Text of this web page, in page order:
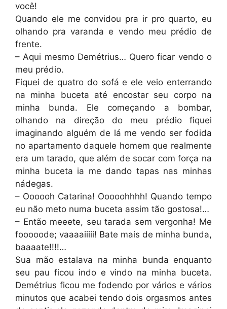
você!
Quando ele me convidou pra ir pro quarto, eu
olhando pra varanda e vendo meu prédio de
frente.
– Aqui mesmo Demétrius… Quero ficar vendo o
meu prédio.
Fiquei de quatro do sofá e ele veio enterrando
na minha buceta até encostar seu corpo na
minha bunda. Ele começando a bombar,
olhando na direção do meu prédio fiquei
imaginando alguém de lá me vendo ser fodida
no apartamento daquele homem que realmente
era um tarado, que além de socar com força na
minha buceta ia me dando tapas nas minhas
nádegas.
– Oooooh Catarina! Ooooohhhh! Quando tempo
eu não meto numa buceta assim tão gostosa!…
– Então meeete, seu tarada sem vergonha! Me
fooooode; vaaaaiiiii! Bate mais de minha bunda,
baaaate!!!!…
Sua mão estalava na minha bunda enquanto
seu pau ficou indo e vindo na minha buceta.
Demétrius ficou me fodendo por vários e vários
minutos que acabei tendo dois orgasmos antes